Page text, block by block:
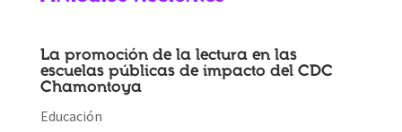
La promoción de la lectura en las
escuelas públicas de impacto del CDC
Chamontoya
Educación